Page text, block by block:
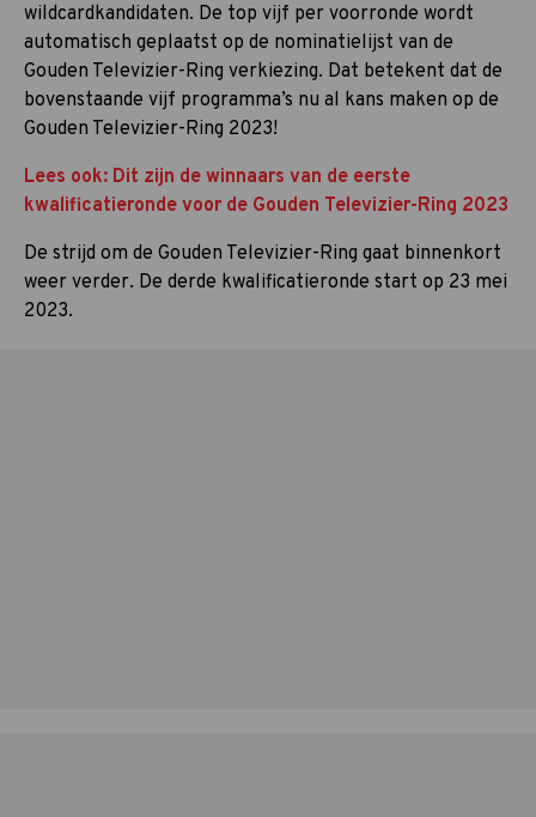
wildcardkandidaten. De top vijf per voorronde wordt
automatisch geplaatst op de nominatielijst van de
Gouden Televizier-Ring verkiezing. Dat betekent dat de
bovenstaande vijf programma’s nu al kans maken op de
Gouden Televizier-Ring 2023!
Lees ook: Dit zijn de winnaars van de eerste
kwalificatieronde voor de Gouden Televizier-Ring 2023
De strijd om de Gouden Televizier-Ring gaat binnenkort
weer verder. De derde kwalificatieronde start op 23 mei
2023.